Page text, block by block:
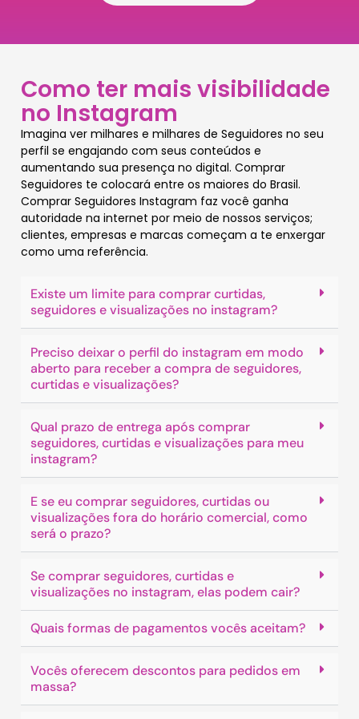
Como ter mais visibilidade
no Instagram
Imagina ver milhares e milhares de Seguidores no seu
perfil se engajando com seus conteúdos e
aumentando sua presença no digital. Comprar
Seguidores te colocará entre os maiores do Brasil.
Comprar Seguidores Instagram faz você ganha
autoridade na internet por meio de nossos serviços;
clientes, empresas e marcas começam a te enxergar
como uma referência.
Existe um limite para comprar curtidas,
seguidores e visualizações no instagram?
Preciso deixar o perfil do instagram em modo
aberto para receber a compra de seguidores,
curtidas e visualizações?
Qual prazo de entrega após comprar
seguidores, curtidas e visualizações para meu
instagram?
E se eu comprar seguidores, curtidas ou
visualizações fora do horário comercial, como
será o prazo?
Se comprar seguidores, curtidas e
visualizações no instagram, elas podem cair?
Quais formas de pagamentos vocês aceitam?
Vocês oferecem descontos para pedidos em
massa?